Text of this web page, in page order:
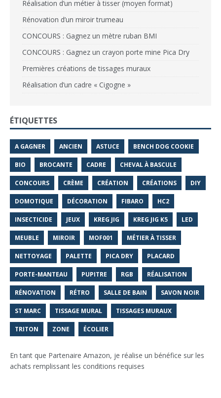
Réalisation d’un métier à tisser (moyen format)
Rénovation d’un miroir trumeau
CONCOURS : Gagnez un mètre ruban BMI
CONCOURS : Gagnez un crayon porte mine Pica Dry
Premières créations de tissages muraux
Réalisation d’un cadre « Cigogne »
ÉTIQUETTES
A GAGNER ANCIEN ASTUCE BENCH DOG COOKIE
BIO BROCANTE CADRE CHEVAL À BASCULE
CONCOURS CRÈME CRÉATION CRÉATIONS DIY
DOMOTIQUE DÉCORATION FIBARO HC2
INSECTICIDE JEUX KREG JIG KREG JIG K5 LED
MEUBLE MIROIR MOF001 MÉTIER À TISSER
NETTOYAGE PALETTE PICA DRY PLACARD
PORTE-MANTEAU PUPITRE RGB RÉALISATION
RÉNOVATION RÉTRO SALLE DE BAIN SAVON NOIR
ST MARC TISSAGE MURAL TISSAGES MURAUX
TRITON ZONE ÉCOLIER
En tant que Partenaire Amazon, je réalise un bénéfice sur les
achats remplissant les conditions requises